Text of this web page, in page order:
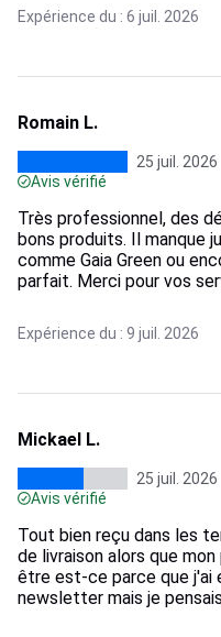
Expérience du : 6 juil. 2026
Romain L.
25 juil. 2026
Avis vérifié
Très professionnel, des
bons produits. Il manque
comme Gaia Green ou
parfait. Merci pour vos
Expérience du : 9 juil. 2026
Mickael L.
25 juil. 2026
Avis vérifié
Tout bien reçu dans les
de livraison alors que
être est-ce parce que j'ai
newsletter mais je